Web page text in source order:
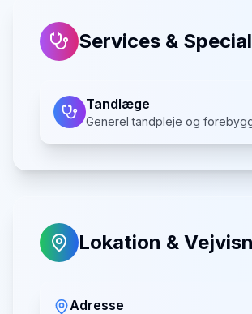
Services &
Tandlæge
Generel tandpleje og
Lokation &
Adresse